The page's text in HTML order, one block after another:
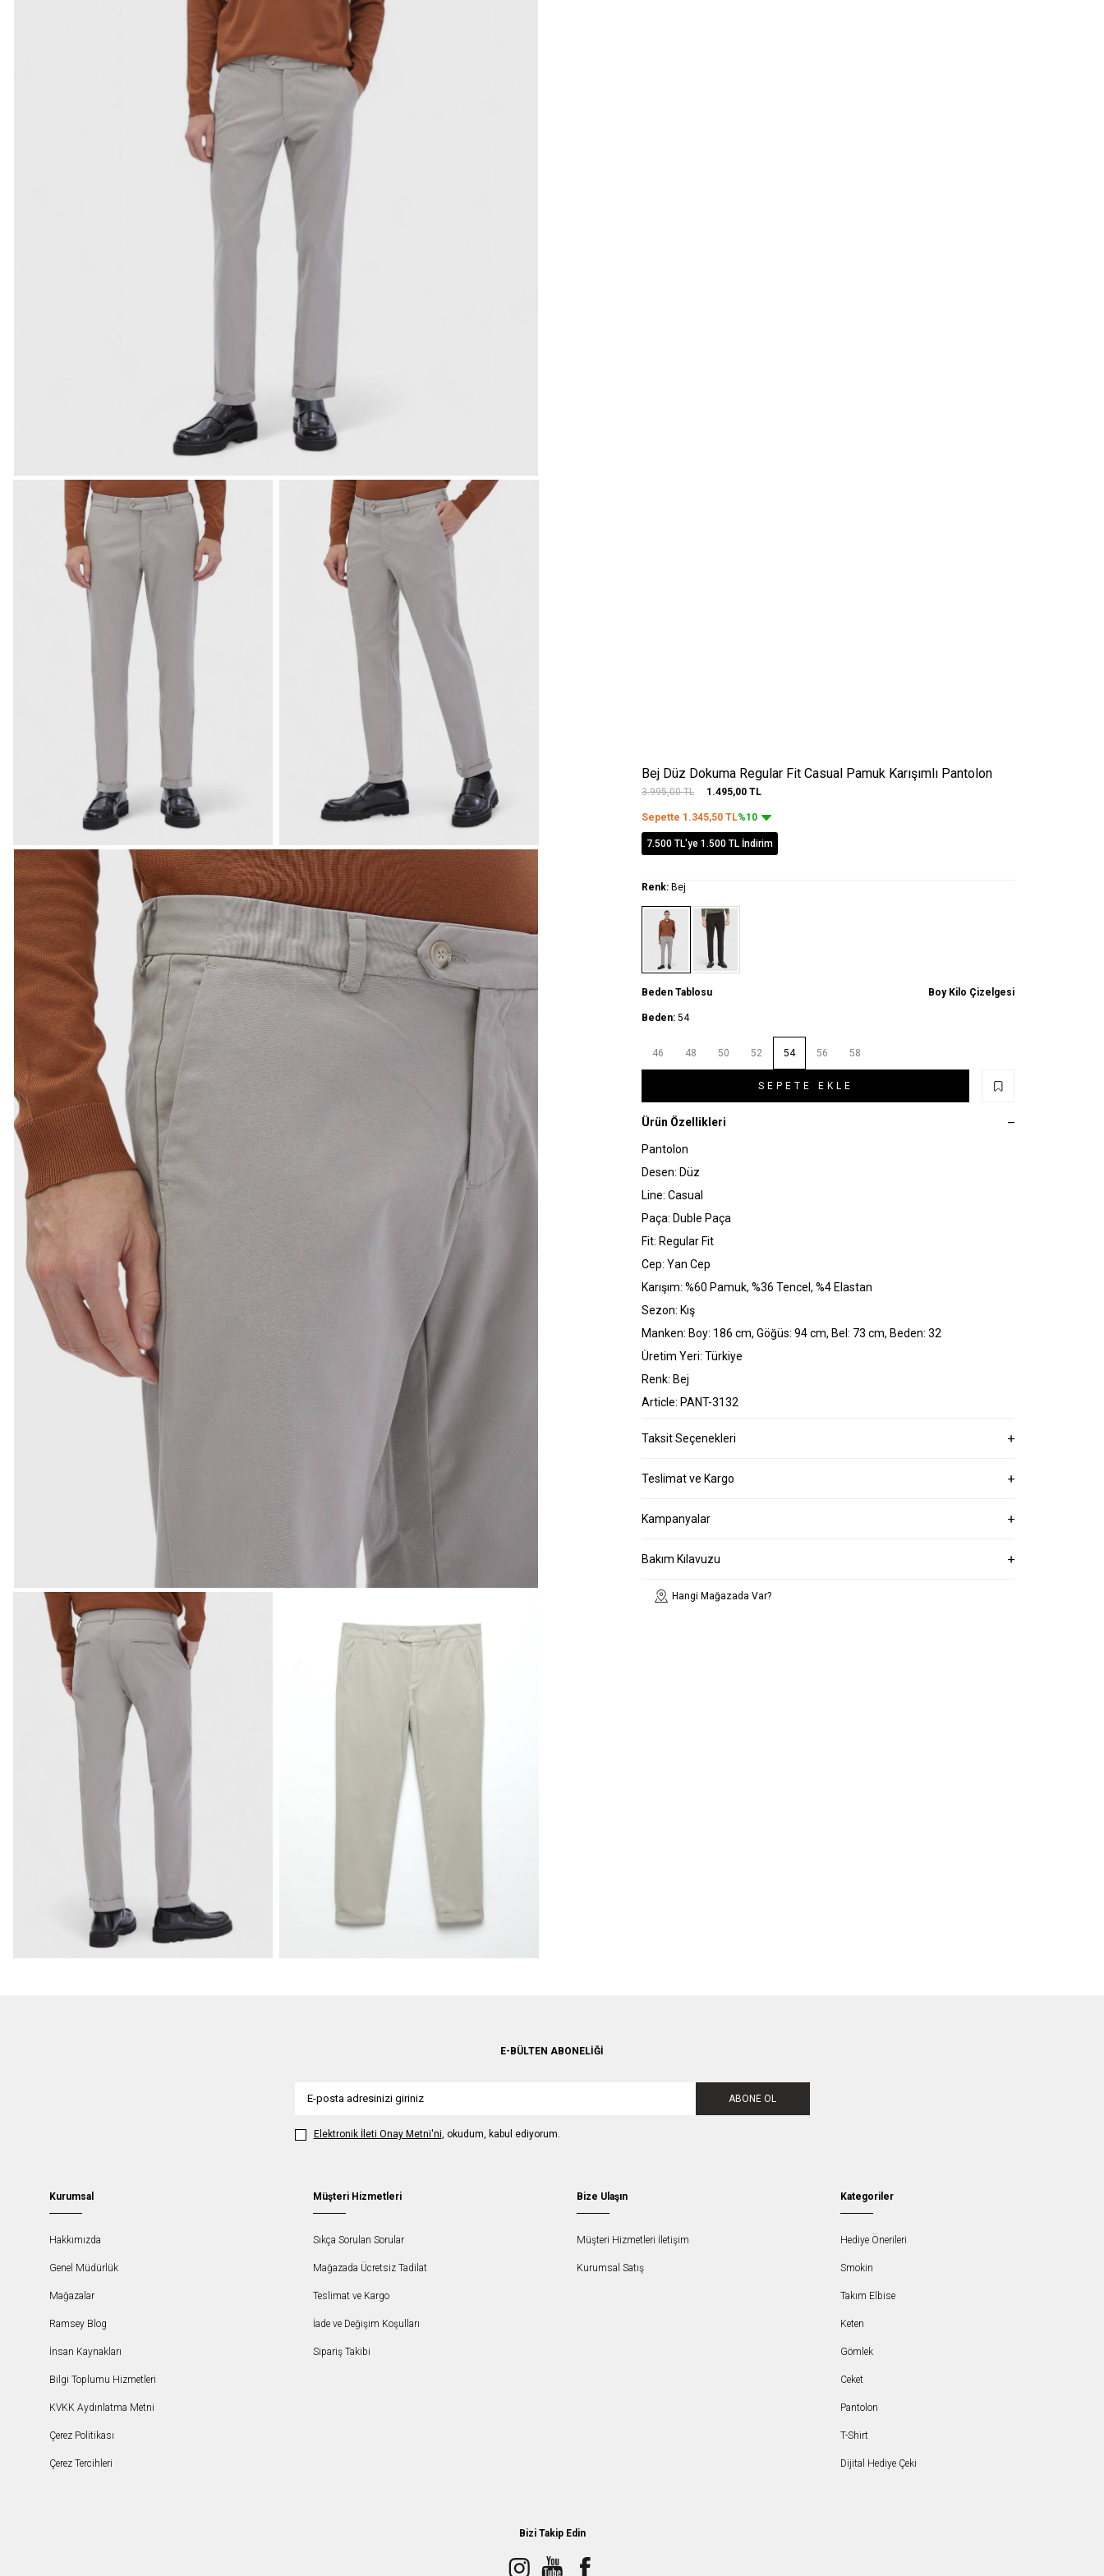
Bej Düz Dokuma Regular Fit Casual Pamuk Karışımlı Pantolon
3.995,00TL 1.495,00 TL
Sepette 1.345,50 TL%10
7.500 TL'ye 1.500 TL İndirim
Renk: Bej
Beden Tablosu Boy Kilo Çizelgesi
Beden: 54
46 48 50 52 54 56 58
SEPETE EKLE
Ürün Özellikleri
Pantolon
Desen: Düz
Line: Casual
Paça: Duble Paça
Fit: Regular Fit
Cep: Yan Cep
Karışım: %60 Pamuk, %36 Tencel, %4 Elastan
Sezon: Kış
Manken: Boy: 186 cm, Göğüs: 94 cm, Bel: 73 cm, Beden: 32
Üretim Yeri: Türkiye
Renk: Bej
Article: PANT-3132
Taksit Seçenekleri
Teslimat ve Kargo
Kampanyalar
Bakım Kılavuzu
Hangi Mağazada Var?
E-BÜLTEN ABONELIĞI
ABONE OL
Elektronik İleti Onay Metni'ni, okudum, kabul ediyorum.
Kurumsal
Hakkımızda
Genel Müdürlük
Mağazalar
Ramsey Blog
İnsan Kaynakları
Bilgi Toplumu Hizmetleri
KVKK Aydınlatma Metni
Çerez Politikası
Çerez Tercihleri
Müşteri Hizmetleri
Sıkça Sorulan Sorular
Mağazada Ücretsiz Tadilat
Teslimat ve Kargo
İade ve Değişim Koşulları
Sipariş Takibi
Bize Ulaşın
Müşteri Hizmetleri İletişim
Kurumsal Satış
Kategoriler
Hediye Önerileri
Smokin
Takım Elbise
Keten
Gömlek
Ceket
Pantolon
T-Shirt
Dijital Hediye Çeki
Bizi Takip Edin